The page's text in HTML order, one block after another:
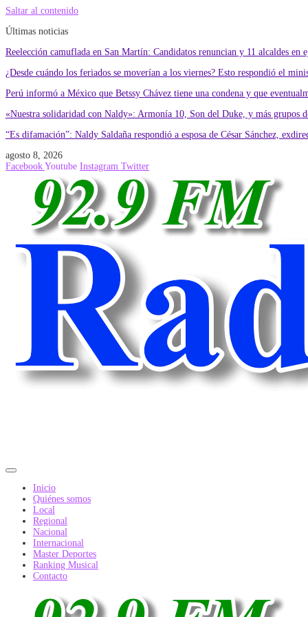
Saltar al contenido
Últimas noticias
Reelección camuflada en San Martín: Candidatos renuncian y 11 alcaldes
¿Desde cuándo los feriados se moverían a los viernes? Esto respondió el
Perú informó a México que Betssy Chávez tiene una condena y que
«Nuestra solidaridad con Naldy»: Armonía 10, Son del Duke, y más grupos
“Es difamación”: Naldy Saldaña respondió a esposa de César Sánchez,
agosto 8, 2026
Facebook Youtube Instagram Twitter
Inicio
Quiénes somos
Local
Regional
Nacional
Internacional
Master Deportes
Ranking Musical
Contacto